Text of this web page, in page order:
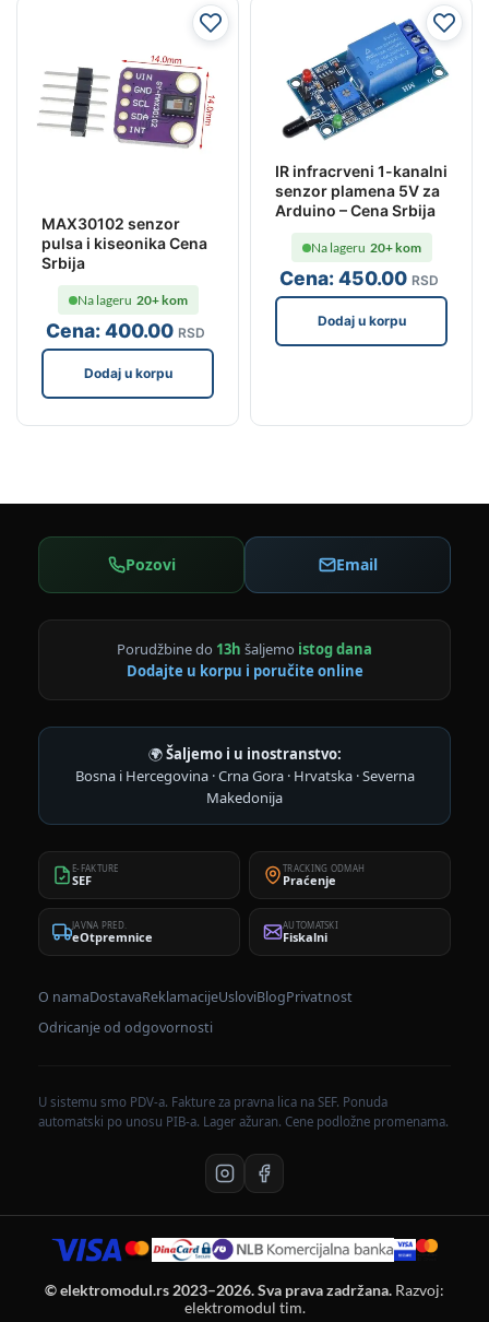
MAX30102 senzor
pulsa i kiseonika Cena
Srbija
Cena:400.00 RSD
Na lageru 20+ kom
Dodaj u korpu
IR infracrveni 1-kanalni
senzor plamena 5V za
Arduino – Cena Srbija
Cena:450.00 RSD
Na lageru 20+ kom
Dodaj u korpu
Pozovi Email
Porudžbine do 13h šaljemo istog dana
Dodajte u korpu i poručite online
🌍Šaljemo i u inostranstvo:
Bosna i Hercegovina · Crna Gora · Hrvatska · Severna
Makedonija
E-FAKTURE
SEF
TRACKING ODMAH
Praćenje
JAVNA PRED.
eOtpremnice
AUTOMATSKI
Fiskalni
O namaDostavaReklamacijeUsloviBlogPrivatnost
Odricanje od odgovornosti
U sistemu smo PDV-a. Fakture za pravna lica na SEF. Ponuda
automatski po unosu PIB-a. Lager ažuran. Cene podložne promenama.
© elektromodul.rs 2023–2026. Sva prava zadržana. Razvoj:
elektromodul tim.